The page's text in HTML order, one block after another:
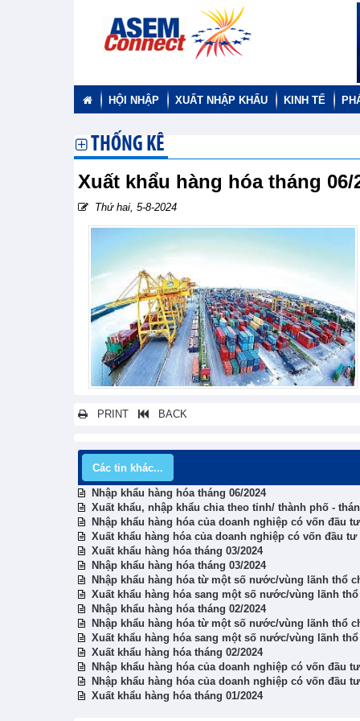
HỘI NHẬP XUẤT NHẬP KHẨU KINH TẾ
THỐNG KÊ
Xuất khẩu hàng hóa tháng 06/
Thứ hai, 5-8-2024
PRINT BACK
Các tin khác...
Nhập khẩu hàng hóa tháng 06/2024
Xuất khẩu, nhập khẩu chia theo tỉnh/ thành phố -
Nhập khẩu hàng hóa của doanh nghiệp có vốn đầu
Xuất khẩu hàng hóa của doanh nghiệp có vốn đầu
Xuất khẩu hàng hóa tháng 03/2024
Nhập khẩu hàng hóa tháng 03/2024
Nhập khẩu hàng hóa từ một số nước/vùng lãnh thổ
Xuất khẩu hàng hóa sang một số nước/vùng lãnh
Nhập khẩu hàng hóa tháng 02/2024
Nhập khẩu hàng hóa từ một số nước/vùng lãnh thổ
Xuất khẩu hàng hóa sang một số nước/vùng lãnh
Xuất khẩu hàng hóa tháng 02/2024
Nhập khẩu hàng hóa của doanh nghiệp có vốn đầu
Nhập khẩu hàng hóa của doanh nghiệp có vốn đầu
Xuất khẩu hàng hóa tháng 01/2024